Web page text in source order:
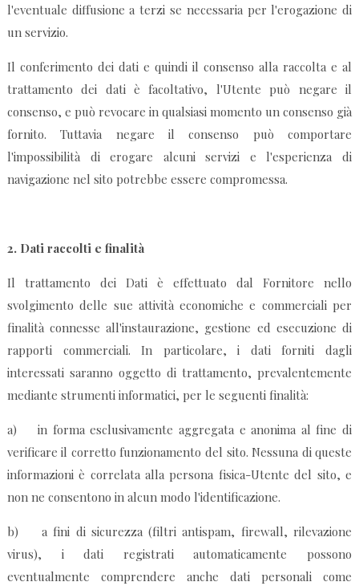
l'eventuale diffusione a terzi se necessaria per l'erogazione di
un servizio.
Il conferimento dei dati e quindi il consenso alla raccolta e al
trattamento dei dati è facoltativo, l'Utente può negare il
consenso, e può revocare in qualsiasi momento un consenso già
fornito. Tuttavia negare il consenso può comportare
l'impossibilità di erogare alcuni servizi e l'esperienza di
navigazione nel sito potrebbe essere compromessa.
2. Dati raccolti e finalità
Il trattamento dei Dati è effettuato dal Fornitore nello
svolgimento delle sue attività economiche e commerciali per
finalità connesse all'instaurazione, gestione ed esecuzione di
rapporti commerciali. In particolare, i dati forniti dagli
interessati saranno oggetto di trattamento, prevalentemente
mediante strumenti informatici, per le seguenti finalità:
a) in forma esclusivamente aggregata e anonima al fine di
verificare il corretto funzionamento del sito. Nessuna di queste
informazioni è correlata alla persona fisica-Utente del sito, e
non ne consentono in alcun modo l'identificazione.
b) a fini di sicurezza (filtri antispam, firewall, rilevazione
virus), i dati registrati automaticamente possono
eventualmente comprendere anche dati personali come